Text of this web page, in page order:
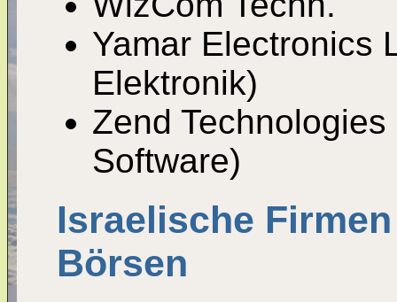
Yamar Electronics
Elektronik)
Zend
Software)
Israelische
Börsen